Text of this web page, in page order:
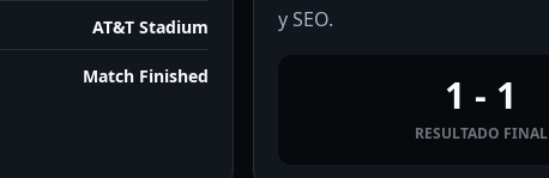
AT&T Stadium
Match Finished
y SEO.
1 - 1
RESULTADO FINAL